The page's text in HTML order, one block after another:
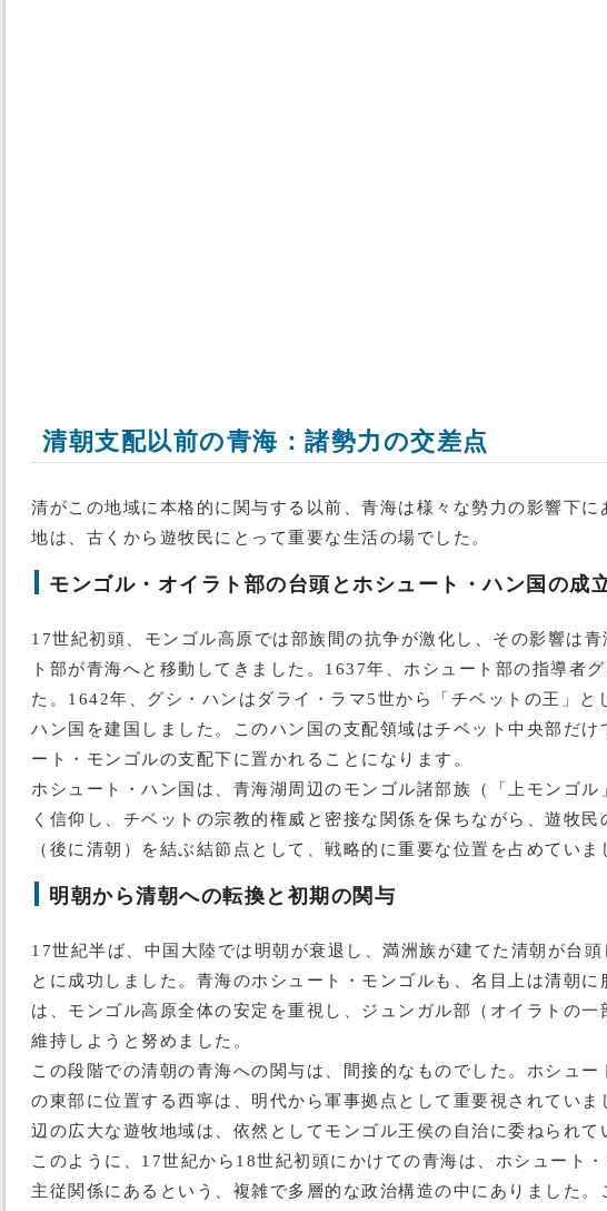
清朝支配以前の青海：諸勢力の交差点
清がこの地域に本格的に関与する以前、青海は様々な勢力の影響下
地は、古くから遊牧民にとって重要な生活の場でした。
モンゴル・オイラト部の台頭とホシュート・ハン国の成
17世紀初頭、モンゴル高原では部族間の抗争が激化し、その影響は
ト部が青海へと移動してきました。1637年、ホシュート部の指導者
た。1642年、グシ・ハンはダライ・ラマ5世から「チベットの王」
ハン国を建国しました。このハン国の支配領域はチベット中央部だ
ート・モンゴルの支配下に置かれることになります。
ホシュート・ハン国は、青海湖周辺のモンゴル諸部族（「上モンゴ
く信仰し、チベットの宗教的権威と密接な関係を保ちながら、遊牧
（後に清朝）を結ぶ結節点として、戦略的に重要な位置を占めていま
明朝から清朝への転換と初期の関与
17世紀半ば、中国大陸では明朝が衰退し、満洲族が建てた清朝が台
とに成功しました。青海のホシュート・モンゴルも、名目上は清朝
は、モンゴル高原全体の安定を重視し、ジュンガル部（オイラトの
維持しようと努めました。
この段階での清朝の青海への関与は、間接的なものでした。ホシュ
の東部に位置する西寧は、明代から軍事拠点として重要視されてい
辺の広大な遊牧地域は、依然としてモンゴル王侯の自治に委ねられて
このように、17世紀から18世紀初頭にかけての青海は、ホシュート
主従関係にあるという、複雑で多層的な政治構造の中にありました